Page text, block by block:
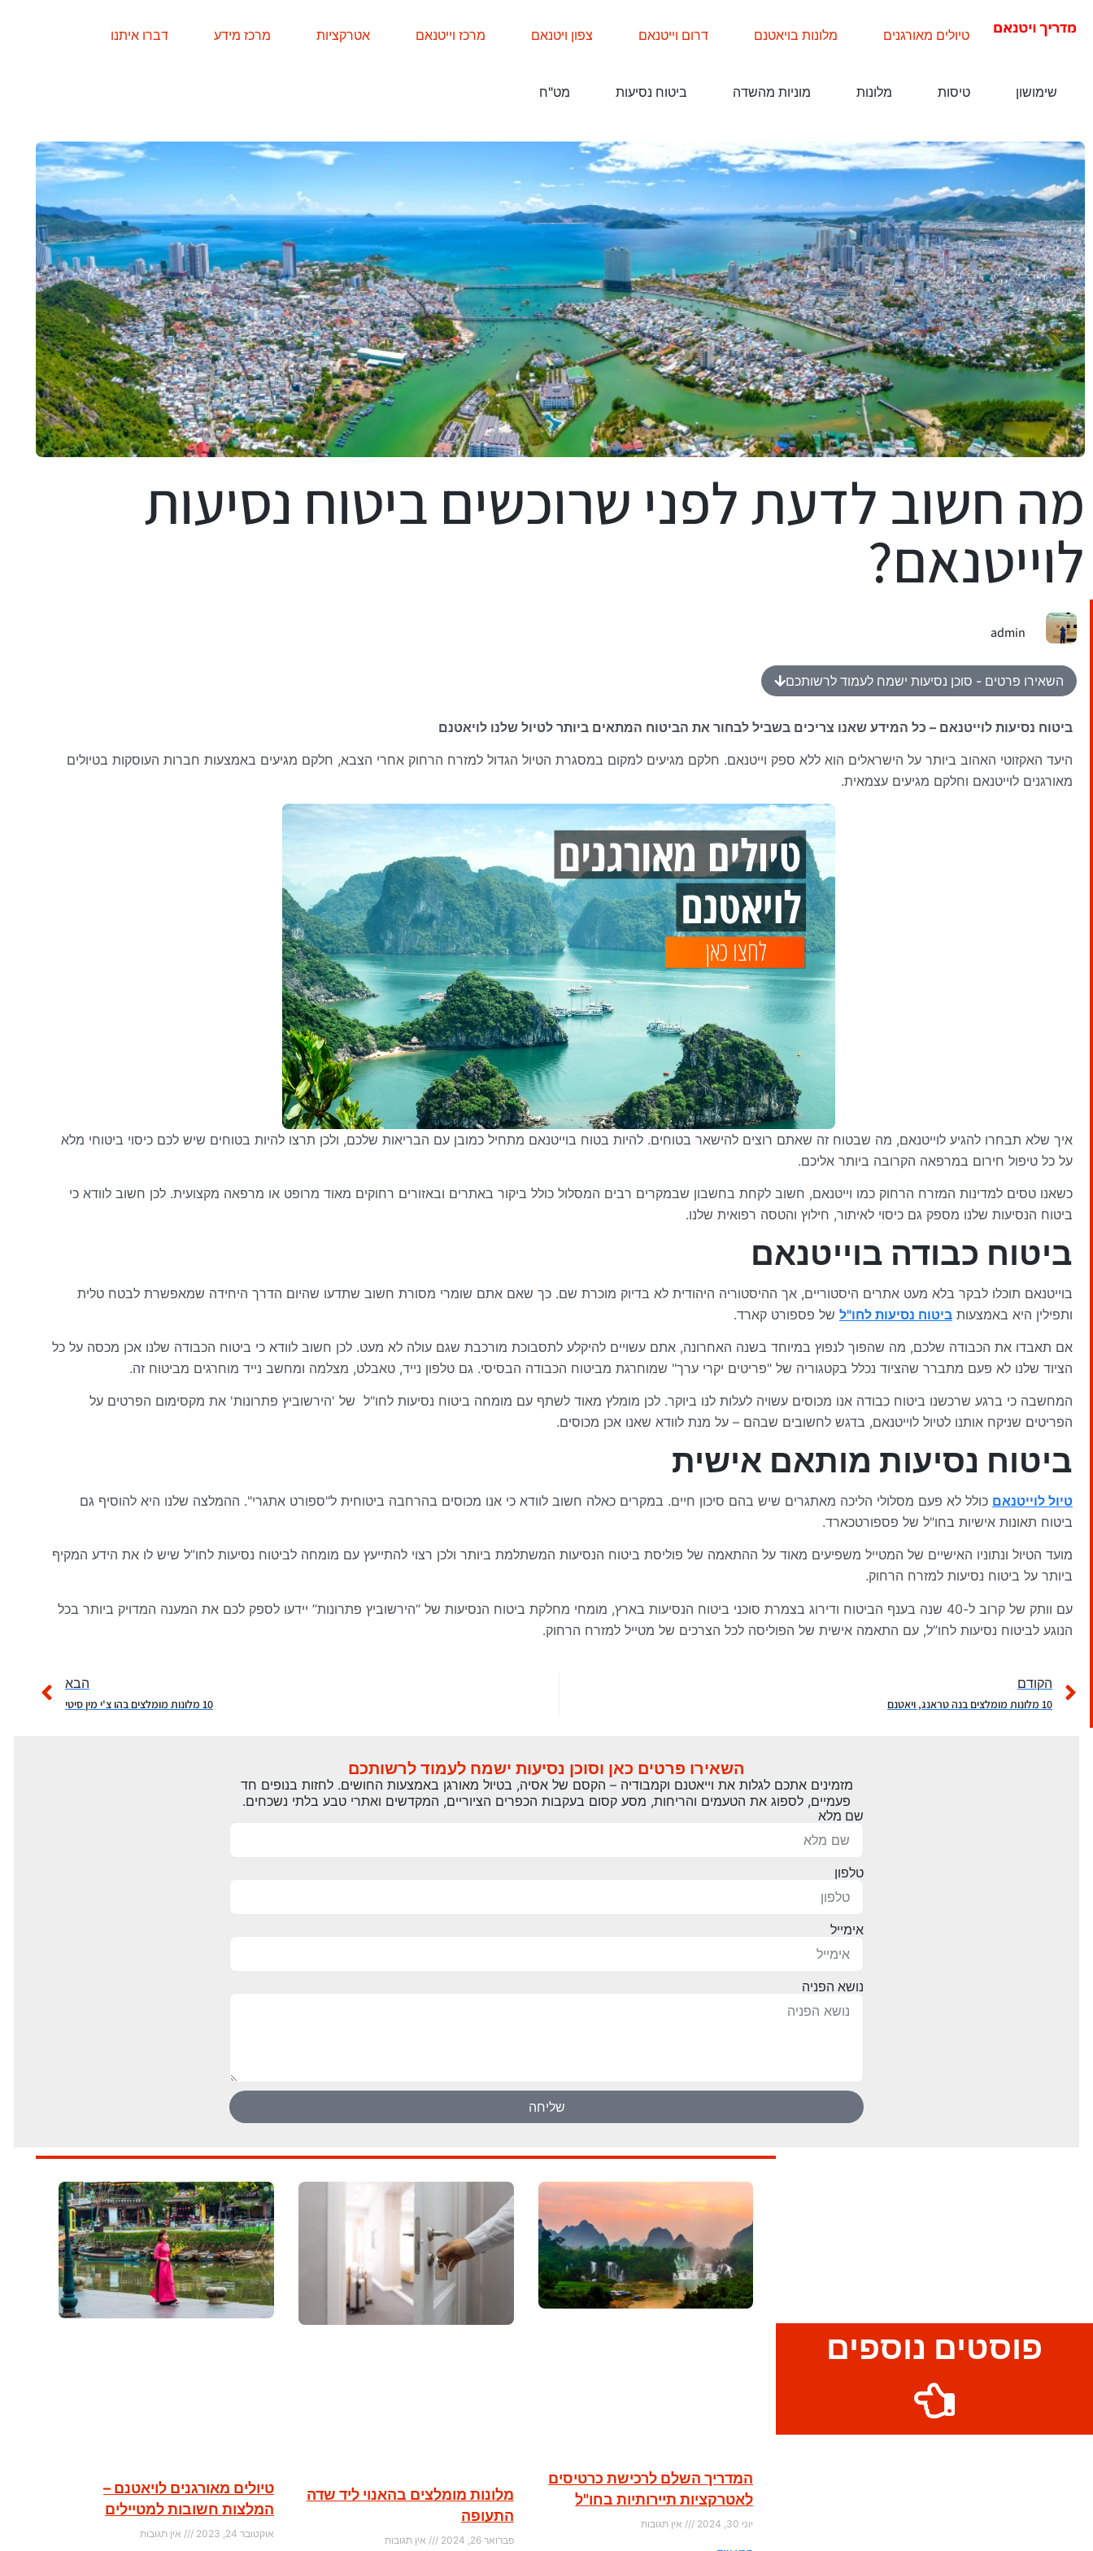
טיולים מאורגנים מלונות בויאטנם דרום וייטנאם צפון ויטנאם מרכז וייטנאם אטרקציות מרכז מידע דברו איתנו
שימושון טיסות מלונות מוניות מהשדה ביטוח נסיעות מט"ח
מה חשוב לדעת לפני שרוכשים ביטוח נסיעות
לוייטנאם?
admin
השאירו פרטים - סוכן נסיעות ישמח לעמוד לרשותכם​
ביטוח נסיעות לוייטנאם – כל המידע שאנו צריכים בשביל לבחור את הביטוח המתאים ביותר לטיול שלנו לויאטנם
היעד האקזוטי האהוב ביותר על הישראלים הוא ללא ספק וייטנאם. חלקם מגיעים למקום במסגרת הטיול הגדול למזרח הרחוק אחרי הצבא, חלקם מגיעים באמצעות חברות העוסקות בטיולים
מאורגנים לוייטנאם וחלקם מגיעים עצמאית.
איך שלא תבחרו להגיע לוייטנאם, מה שבטוח זה שאתם רוצים להישאר בטוחים. להיות בטוח בוייטנאם מתחיל כמובן עם הבריאות שלכם, ולכן תרצו להיות בטוחים שיש לכם כיסוי ביטוחי מלא
על כל טיפול חירום במרפאה הקרובה ביותר אליכם.
כשאנו טסים למדינות המזרח הרחוק כמו וייטנאם, חשוב לקחת בחשבון שבמקרים רבים המסלול כולל ביקור באתרים ובאזורים רחוקים מאוד מרופט או מרפאה מקצועית. לכן חשוב לוודא כי
ביטוח הנסיעות שלנו מספק גם כיסוי לאיתור, חילוץ והטסה רפואית שלנו.
ביטוח כבודה בוייטנאם
בוייטנאם תוכלו לבקר בלא מעט אתרים היסטוריים, אך ההיסטוריה היהודית לא בדיוק מוכרת שם. כך שאם אתם שומרי מסורת חשוב שתדעו שהיום הדרך היחידה שמאפשרת לבטח טלית
ותפילין היא באמצעות ביטוח נסיעות לחו"ל של פספורט קארד.
אם תאבדו את הכבודה שלכם, מה שהפוך לנפוץ במיוחד בשנה האחרונה, אתם עשויים להיקלע לתסבוכת מורכבת שגם עולה לא מעט. לכן חשוב לוודא כי ביטוח הכבודה שלנו אכן מכסה על כל
הציוד שלנו לא פעם מתברר שהציוד נכלל בקטגוריה של "פריטים יקרי ערך" שמוחרגת מביטוח הכבודה הבסיסי. גם טלפון נייד, טאבלט, מצלמה ומחשב נייד מוחרגים מביטוח זה.
המחשבה כי ברגע שרכשנו ביטוח כבודה אנו מכוסים עשויה לעלות לנו ביוקר. לכן מומלץ מאוד לשתף עם מומחה ביטוח נסיעות לחו"ל של 'הירשוביץ פתרונות' את מקסימום הפרטים על
הפריטים שניקח אותנו לטיול לוייטנאם, בדגש לחשובים שבהם – על מנת לוודא שאנו אכן מכוסים.
ביטוח נסיעות מותאם אישית
טיול לוייטנאם כולל לא פעם מסלולי הליכה מאתגרים שיש בהם סיכון חיים. במקרים כאלה חשוב לוודא כי אנו מכוסים בהרחבה ביטוחית ל"ספורט אתגרי". ההמלצה שלנו היא להוסיף גם
ביטוח תאונות אישיות בחו"ל של פספורטכארד.
מועד הטיול ונתוניו האישיים של המטייל משפיעים מאוד על ההתאמה של פוליסת ביטוח הנסיעות המשתלמת ביותר ולכן רצוי להתייעץ עם מומחה לביטוח נסיעות לחו”ל שיש לו את הידע המקיף
ביותר על ביטוח נסיעות למזרח הרחוק.
עם וותק של קרוב ל-40 שנה בענף הביטוח ודירוג בצמרת סוכני ביטוח הנסיעות בארץ, מומחי מחלקת ביטוח הנסיעות של “הירשוביץ פתרונות” יידעו לספק לכם את המענה המדויק ביותר בכל
הנוגע לביטוח נסיעות לחו”ל, עם התאמה אישית של הפוליסה לכל הצרכים של מטייל למזרח הרחוק.
הקודם
10 מלונות מומלצים בנה טראנג, ויאטנם
הבא
10 מלונות מומלצים בהו צ'י מין סיטי
השאירו פרטים כאן וסוכן נסיעות ישמח לעמוד לרשותכם
מזמינים אתכם לגלות את וייאטנם וקמבודיה – הקסם של אסיה, בטיול מאורגן באמצעות החושים. לחזות בנופים חד
פעמיים, לספוג את הטעמים והריחות, מסע קסום בעקבות הכפרים הציוריים, המקדשים ואתרי טבע בלתי נשכחים.
שם מלא
טלפון
אימייל
נושא הפניה
שליחה
פוסטים נוספים
המדריך השלם לרכישת כרטיסים
לאטרקציות תיירותיות בחו"ל
יוני 30, 2024 אין תגובות
מלונות מומלצים בהאנוי ליד שדה
התעופה
פברואר 26, 2024 אין תגובות
טיולים מאורגנים לויאטנם –
המלצות חשובות למטיילים
אוקטובר 24, 2023 אין תגובות